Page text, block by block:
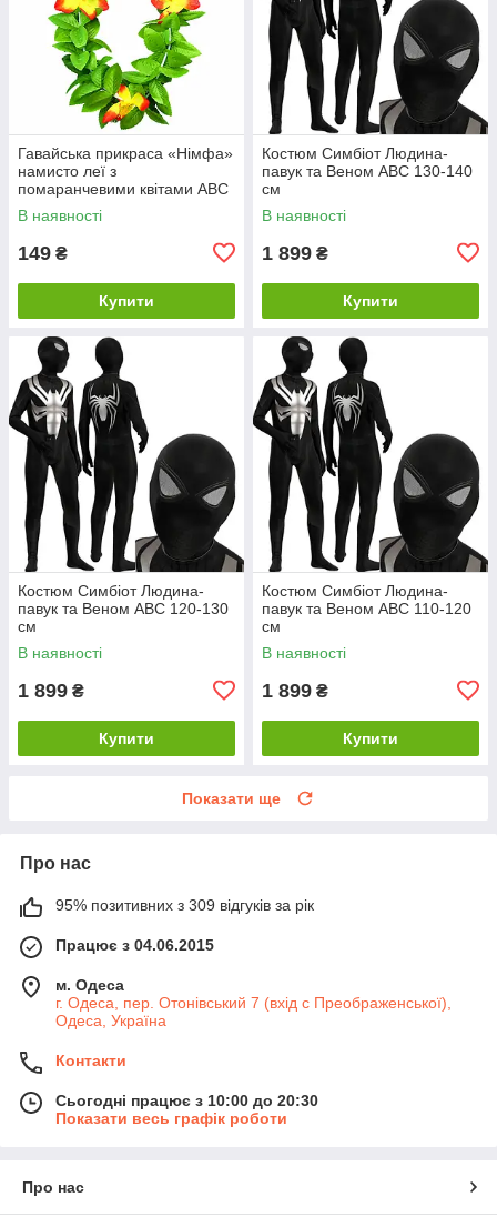
Гавайська прикраса «Німфа»
намисто леї з
помаранчевими квітами ABC
В наявності
149 ₴
Купити
Костюм Симбіот Людина-
павук та Веном ABC 130-140
см
В наявності
1 899 ₴
Купити
Костюм Симбіот Людина-
павук та Веном ABC 120-130
см
В наявності
1 899 ₴
Купити
Костюм Симбіот Людина-
павук та Веном ABC 110-120
см
В наявності
1 899 ₴
Купити
Показати ще
Про нас
95% позитивних з 309 відгуків за рік
Працює з 04.06.2015
м. Одеса
г. Одеса, пер. Отонівський 7 (вхід с Преображенської),
Одеса, Україна
Контакти
Сьогодні працює з 10:00 до 20:30
Показати весь графік роботи
Про нас